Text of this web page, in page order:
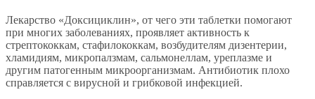
Лекарство «Доксициклин», от чего эти таблетки помогают
при многих заболеваниях, проявляет активность к
стрептококкам, стафилококкам, возбудителям дизентерии,
хламидиям, микропалзмам, сальмонеллам, уреплазме и
другим патогенным микроорганизмам. Антибиотик плохо
справляется с вирусной и грибковой инфекцией.